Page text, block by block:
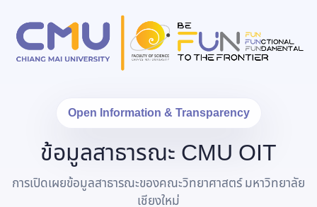
Open Information & Transparency
ข้อมูลสาธารณะ CMU OIT
การเปิดเผยข้อมูลสาธารณะของคณะวิทยาศาสตร์ มหาวิทยาลัย
เชียงใหม่